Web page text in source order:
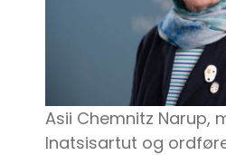
Asii Chemnitz Narup,
Inatsisartut og